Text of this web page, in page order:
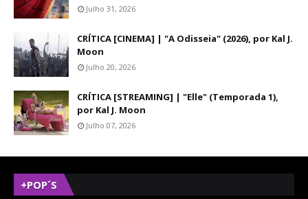
Julho 31, 2026
CRÍTICA [CINEMA] | "A Odisseia" (2026), por Kal J.
Moon
Julho 20, 2026
CRÍTICA [STREAMING] | "Elle" (Temporada 1),
por Kal J. Moon
Julho 07, 2026
+POP´S